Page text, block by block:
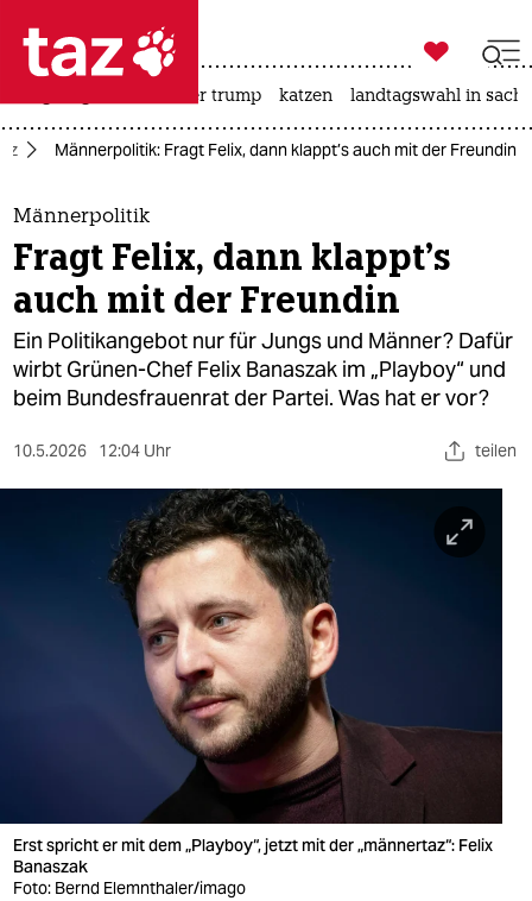
 taz zahl ich
taz zahl ich
themen
politik
öko
gesellschaft
sport
shop
fragen & hilfe

taz zahl ich
usa unter trump katzen landtagswahl in
Männerpolitik: Fragt Felix, dann klappt’s auch mit der Freundin
Männerpolitik
Fragt Felix, dann klappt’s
auch mit der Freundin
Ein Politikangebot nur für Jungs und Männer? Dafür
wirbt Grünen-Chef Felix Banaszak im „Playboy“ und
beim Bundesfrauenrat der Partei. Was hat er vor?
10.5.2026 12:04 Uhr teilen
Erst spricht er mit dem „Playboy“, jetzt mit der „männertaz“: Felix
Banaszak
Foto: Bernd Elemnthaler/imago